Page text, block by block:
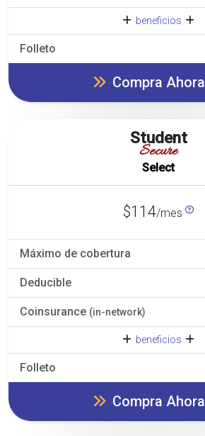
beneficios
Folleto
Compra Ahora
Student
Secure
Select
$114/mes
Máximo de cobertura
Deducible
Coinsurance (in-network)
beneficios
Folleto
Compra Ahora